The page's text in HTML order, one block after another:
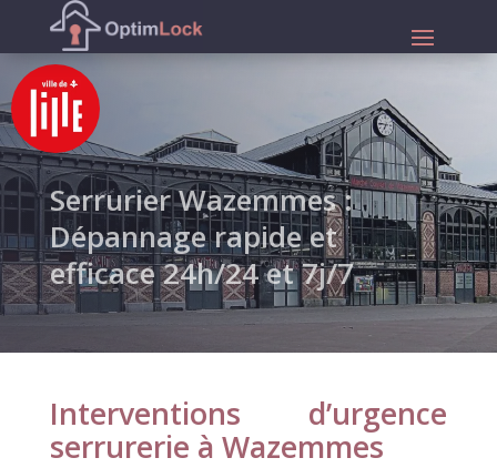
Serrurier Wazemmes :
Dépannage rapide et
efficace 24h/24 et 7j/7
Interventions d’urgence
serrurerie à Wazemmes